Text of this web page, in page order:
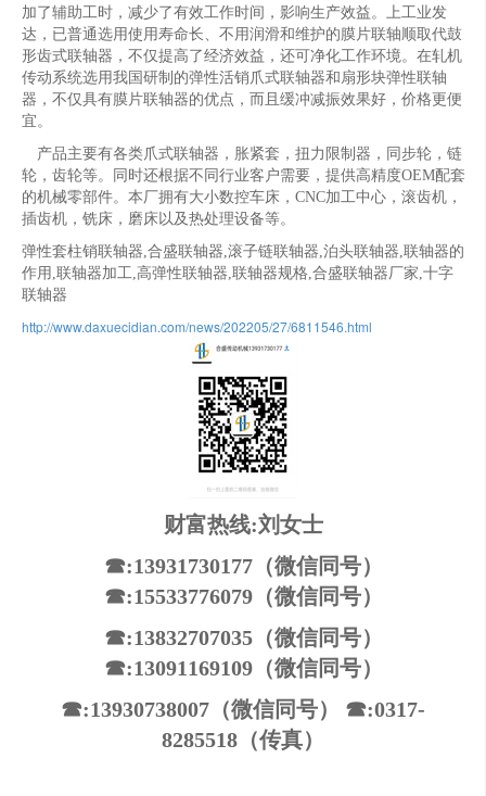
加了辅助工时，减少了有效工作时间，影响生产效益。上工业发
达，已普通选用使用寿命长、不用润滑和维护的膜片联轴顺取代鼓
形齿式联轴器，不仅提高了经济效益，还可净化工作环境。在轧机
传动系统选用我国研制的弹性活销爪式联轴器和扇形块弹性联轴
器，不仅具有膜片联轴器的优点，而且缓冲减振效果好，价格更便
宜。
产品主要有各类爪式联轴器，胀紧套，扭力限制器，同步轮，链
轮，齿轮等。同时还根据不同行业客户需要，提供高精度OEM配套
的机械零部件。本厂拥有大小数控车床，CNC加工中心，滚齿机，
插齿机，铣床，磨床以及热处理设备等。
弹性套柱销联轴器,合盛联轴器,滚子链联轴器,泊头联轴器,联轴器的
作用,联轴器加工,高弹性联轴器,联轴器规格,合盛联轴器厂家,十字
联轴器
http://www.daxuecidian.com/news/202205/27/6811546.html
财富热线:刘女士
☎:13931730177（微信同号）
☎:15533776079（微信同号）
☎:13832707035（微信同号）
☎:13091169109（微信同号）
☎:13930738007（微信同号） ☎:0317-
8285518（传真）